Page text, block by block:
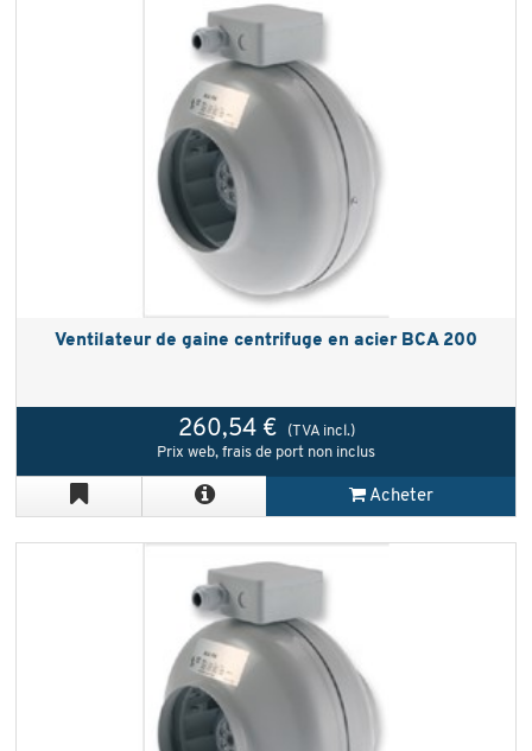
Ventilateur de gaine centrifuge en acier BCA 200
260,54 €
(TVA incl.)
Prix web, frais de port non inclus
Acheter